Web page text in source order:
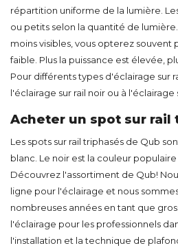
répartition uniforme de la lumière.
ou petits selon la quantité de
moins visibles, vous opterez souvent
faible. Plus la puissance est élevée,
Pour différents types d'éclairage sur
l'éclairage sur rail noir ou à l'éclairage
Acheter un spot sur rail
Les spots sur rail triphasés de Qub
blanc. Le noir est la couleur
Découvrez l'assortiment de Qub!
ligne pour l'éclairage et nous
nombreuses années en tant que
l'éclairage pour les professionnels
l'installation et la technique de